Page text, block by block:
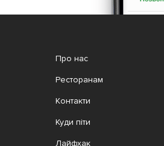
Про нас
Ресторанам
Контакти
Куди піти
Лайфхак